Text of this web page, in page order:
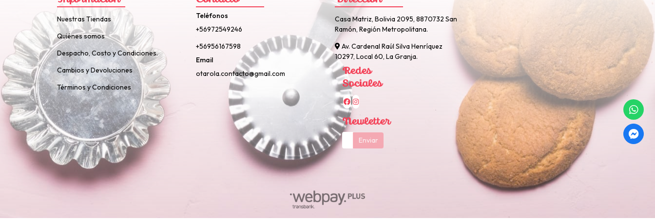
Nuestras Tiendas
Quiénes somos
Despacho, Costo y Condiciones.
Cambios y Devoluciones
Términos y Condiciones
Teléfonos
+56972549246
+56956167598
Email
otarola.contacto@gmail.com
Casa Matriz, Bolivia 2095, 8870732 San
Ramón, Región Metropolitana.
Av. Cardenal Raúl Silva Henríquez
10297, Local 60, La Granja.
Redes
Sociales
Newletter
Enviar